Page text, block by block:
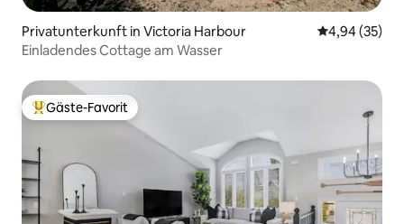
Privatunterkunft in Victoria Harbour
4,94 (35)
Einladendes Cottage am Wasser
Beliebter Gäste-Favorit.
Gäste-Favorit